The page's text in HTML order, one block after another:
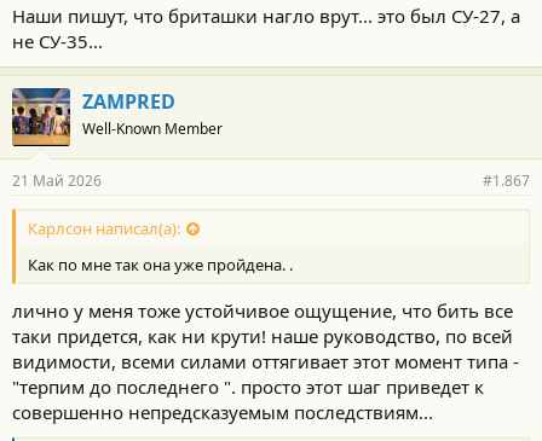
Наши пишут, что бриташки нагло врут... это был СУ-27, а
не СУ-35...
ZAMPRED
Well-Known Member
21 Май 2026 #1.867
Карлсон написал(а):
Как по мне так она уже пройдена. .
лично у меня тоже устойчивое ощущение, что бить все
таки придется, как ни крути! наше руководство, по всей
видимости, всеми силами оттягивает этот момент типа -
"терпим до последнего ". просто этот шаг приведет к
совершенно непредсказуемым последствиям...